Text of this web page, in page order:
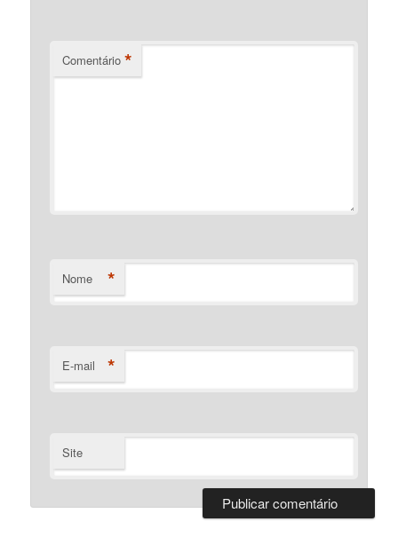
Comentário *
Nome *
E-mail *
Site